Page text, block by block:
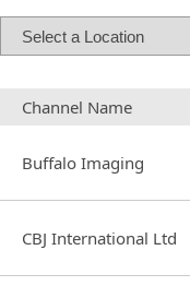
Channel Name
Buffalo Imaging
CBJ International Ltd